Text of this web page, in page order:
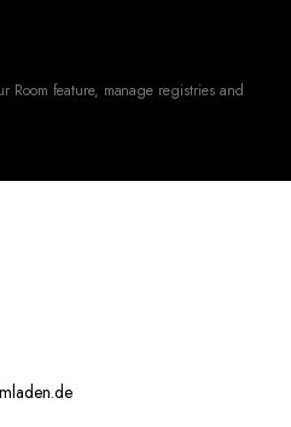
und Folienballons, geeignet
Sorgen machen,dass der
platzt.
5x 12"Gold
Ballons 5x 12"Gold-
für Kinder unter 3
Room feature, manage registries and